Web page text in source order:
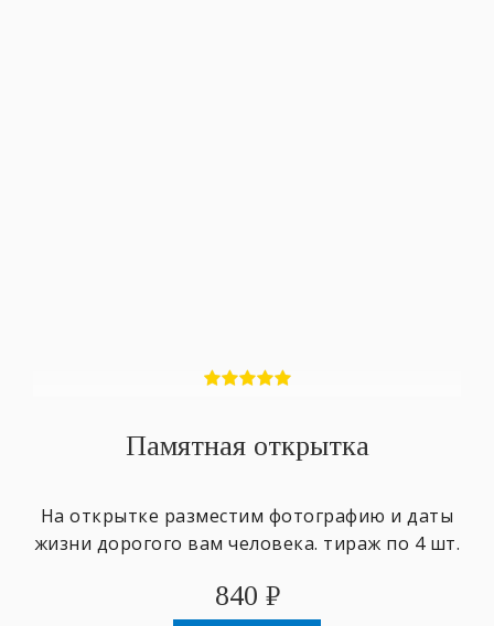
Памятная открытка
На открытке разместим фотографию и даты
жизни дорогого вам человека. тираж по 4 шт.
840 ₽